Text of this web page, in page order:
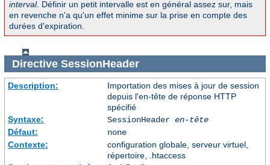
interval. Définir un petit intervalle est en général assez sur, mais
en revenche n'a qu'un effet minime sur la prise en compte des
durées d'expiration.
Directive SessionHeader
Description:
Importation des mises à jour de session
depuis l'en-tête de réponse HTTP
spécifié
Syntaxe:
SessionHeader en-tête
Défaut:
none
Contexte:
configuration globale, serveur virtuel,
répertoire, .htaccess